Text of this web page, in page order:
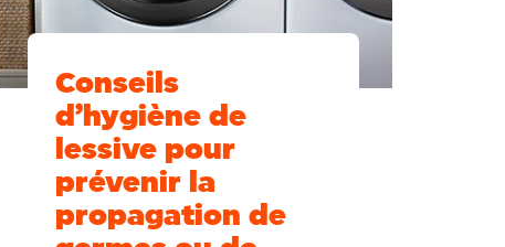
Conseils
d’hygiène de
lessive pour
prévenir la
propagation de